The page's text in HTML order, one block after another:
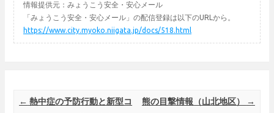
情報提供元：みょうこう安全・安心メール
「みょうこう安全・安心メール」の配信登録は以下のURLから。
https://www.city.myoko.niigata.jp/docs/518.html
Post navigation
← 熱中症の予防行動と新型コ
熊の目撃情報（山北地区） →